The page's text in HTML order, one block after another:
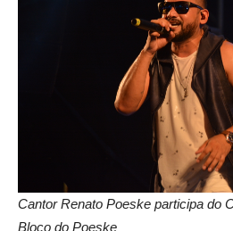
Cantor Renato Poeske participa do
Bloco do Poeske